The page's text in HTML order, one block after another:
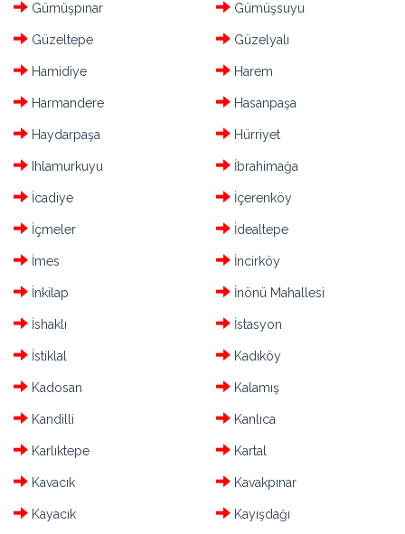
Gümüşpınar Gümüşsuyu
Güzeltepe Güzelyalı
Hamidiye Harem
Harmandere Hasanpaşa
Haydarpaşa Hürriyet
Ihlamurkuyu İbrahimağa
İcadiye İçerenköy
İçmeler İdealtepe
İmes İncirköy
İnkilap İnönü Mahallesi
İshaklı İstasyon
İstiklal Kadıköy
Kadosan Kalamış
Kandilli Kanlıca
Karlıktepe Kartal
Kavacık Kavakpınar
Kayacık Kayışdağı